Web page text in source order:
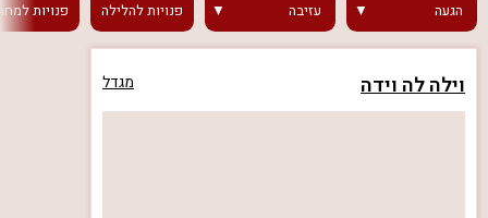
הגעה עזיבה פנויותלהלילה פנויות
וילה לה וידה מגדל